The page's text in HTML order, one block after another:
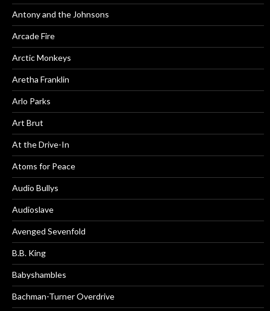
Antony and the Johnsons
Arcade Fire
Arctic Monkeys
Aretha Franklin
Arlo Parks
Art Brut
At the Drive-In
Atoms for Peace
Audio Bullys
Audioslave
Avenged Sevenfold
B.B. King
Babyshambles
Bachman-Turner Overdrive